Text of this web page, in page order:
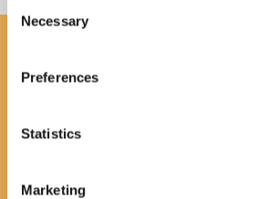
Selection
Necessary
Preferences
Statistics
Marketing